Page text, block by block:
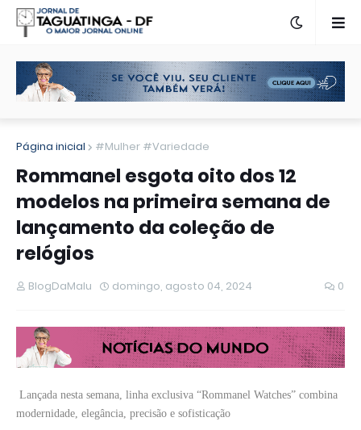
Página inicial #Mulher #Variedade
Rommanel esgota oito dos 12
modelos na primeira semana de
lançamento da coleção de
relógios
BlogDaMalu domingo, agosto 04, 2024 0
Lançada nesta semana, linha exclusiva “Rommanel Watches” combina
modernidade, elegância, precisão e sofisticação